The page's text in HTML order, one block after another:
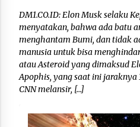
DM1.CO.ID: Elon Musk selaku
menyatakan, bahwa ada batu
menghantam Bumi, dan tidak
manusia untuk bisa
atau Asteroid yang dimaksud
Apophis, yang saat ini jaraknya
CNN melansir, […]